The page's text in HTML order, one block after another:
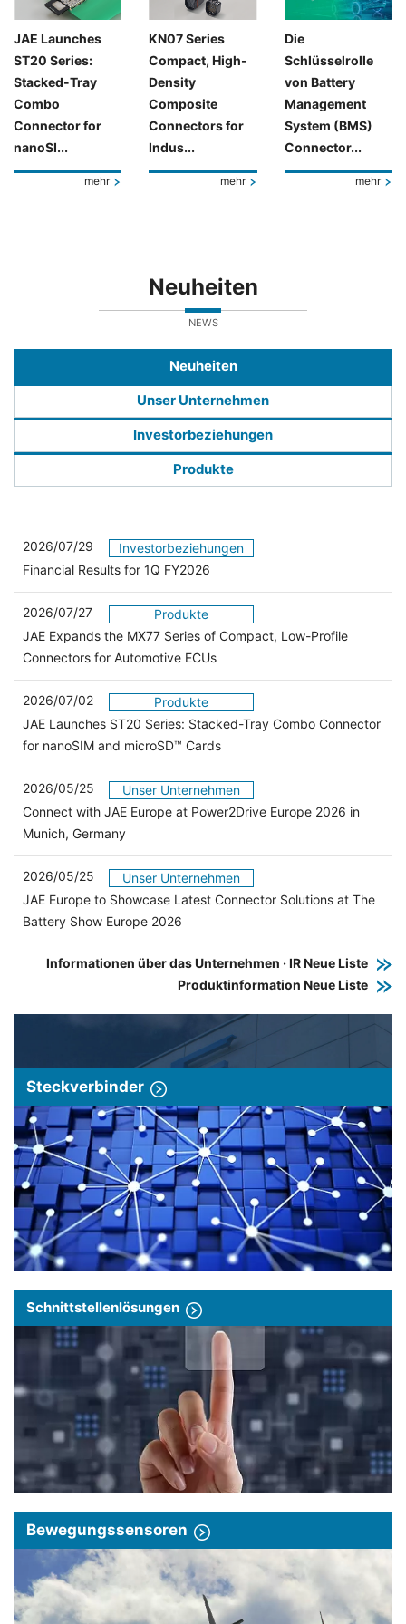
JAE Launches
ST20 Series:
Stacked-Tray
Combo
Connector for
nanoSI...
mehr
KN07 Series
Compact, High-
Density
Composite
Connectors for
Indus...
mehr
Die
Schlüsselrolle
von Battery
Management
System (BMS)
Connector...
mehr
Neuheiten
NEWS
Neuheiten
Unser Unternehmen
Investorbeziehungen
Produkte
2026/07/29
Investorbeziehungen
Financial Results for 1Q FY2026
2026/07/27
Produkte
JAE Expands the MX77 Series of Compact, Low-Profile
Connectors for Automotive ECUs
2026/07/02
Produkte
JAE Launches ST20 Series: Stacked-Tray Combo Connector
for nanoSIM and microSD™ Cards
2026/05/25
Unser Unternehmen
Connect with JAE Europe at Power2Drive Europe 2026 in
Munich, Germany
2026/05/25
Unser Unternehmen
JAE Europe to Showcase Latest Connector Solutions at The
Battery Show Europe 2026
Informationen über das Unternehmen · IR Neue Liste
Produktinformation Neue Liste
Steckverbinder
Schnittstellenlösungen
Bewegungssensoren